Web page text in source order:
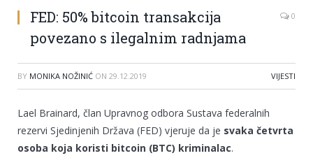
FED: 50% bitcoin transakcija
povezano s ilegalnim radnjama
0
BY MONIKA NOŽINIĆ ON 29.12.2019 VIJESTI
Lael Brainard, član Upravnog odbora Sustava federalnih
rezervi Sjedinjenih Država (FED) vjeruje da je svaka četvrta
osoba koja koristi bitcoin (BTC) kriminalac.